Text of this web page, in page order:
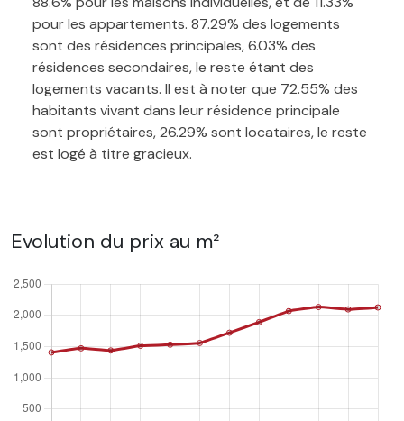
pour les appartements. 87.29% des logements
sont des résidences principales, 6.03% des
résidences secondaires, le reste étant des
logements vacants. Il est à noter que 72.55% des
habitants vivant dans leur résidence principale
sont propriétaires, 26.29% sont locataires, le reste
est logé à titre gracieux.
Evolution du prix au m²